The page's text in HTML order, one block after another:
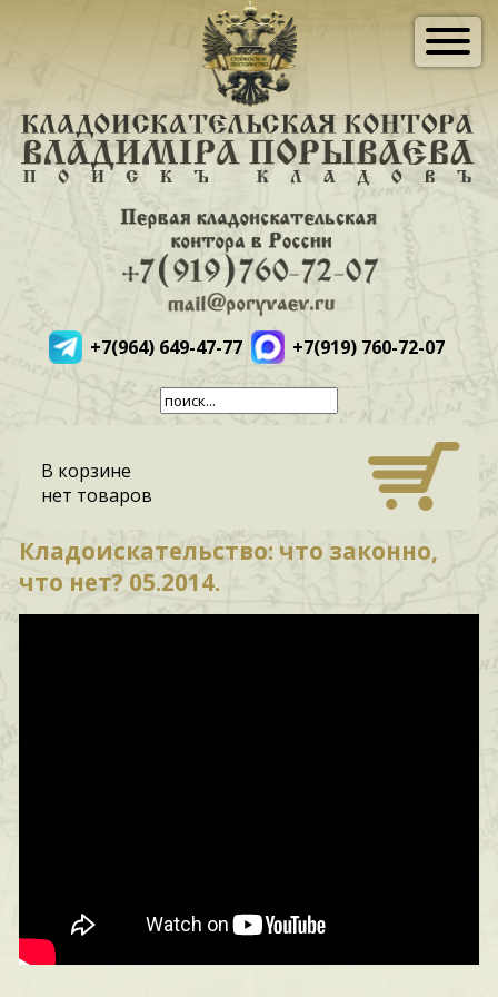
+7(964) 649-47-77 +7(919) 760-72-07
В корзине
нет товаров
Кладоискательство: что законно,
что нет? 05.2014.